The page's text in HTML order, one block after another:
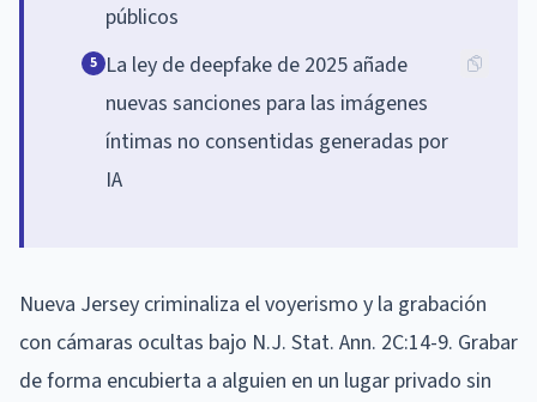
públicos
5 La ley de deepfake de 2025 añade
nuevas sanciones para las imágenes
íntimas no consentidas generadas por
IA
Nueva Jersey criminaliza el voyerismo y la grabación
con cámaras ocultas bajo N.J. Stat. Ann. 2C:14-9. Grabar
de forma encubierta a alguien en un lugar privado sin